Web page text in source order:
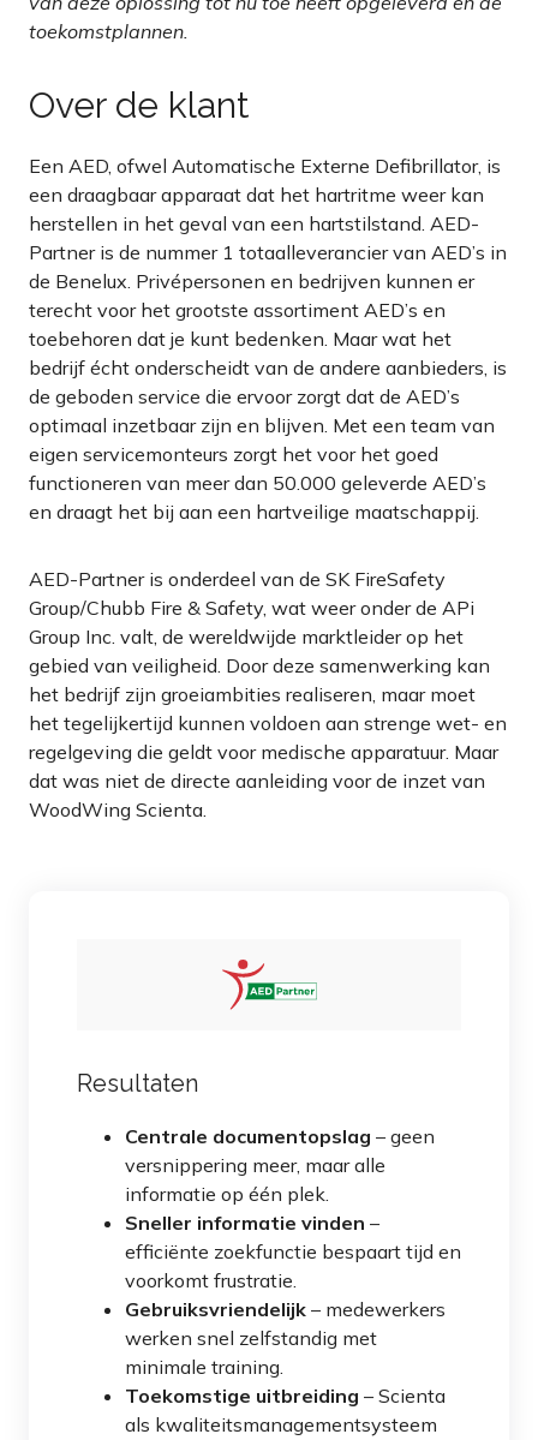
Resultaten
Centrale documentopslag – geen
versnippering meer, maar alle
informatie op één plek.
Sneller informatie vinden –
efficiënte zoekfunctie bespaart tijd en
voorkomt frustratie.
Gebruiksvriendelijk – medewerkers
werken snel zelfstandig met
minimale training.
Toekomstige uitbreiding – Scienta
als kwaliteitsmanagementsysteem
toekomstplannen.
Over de klant
Een AED, ofwel Automatische Externe Defibrillator, is
een draagbaar apparaat dat het hartritme weer kan
herstellen in het geval van een hartstilstand. AED-
Partner is de nummer 1 totaalleverancier van AED’s in
de Benelux. Privépersonen en bedrijven kunnen er
terecht voor het grootste assortiment AED’s en
toebehoren dat je kunt bedenken. Maar wat het
bedrijf écht onderscheidt van de andere aanbieders, is
de geboden service die ervoor zorgt dat de AED’s
optimaal inzetbaar zijn en blijven. Met een team van
eigen servicemonteurs zorgt het voor het goed
functioneren van meer dan 50.000 geleverde AED’s
en draagt het bij aan een hartveilige maatschappij.
AED-Partner is onderdeel van de SK FireSafety
Group/Chubb Fire & Safety, wat weer onder de APi
Group Inc. valt, de wereldwijde marktleider op het
gebied van veiligheid. Door deze samenwerking kan
het bedrijf zijn groeiambities realiseren, maar moet
het tegelijkertijd kunnen voldoen aan strenge wet- en
regelgeving die geldt voor medische apparatuur. Maar
dat was niet de directe aanleiding voor de inzet van
WoodWing Scienta.